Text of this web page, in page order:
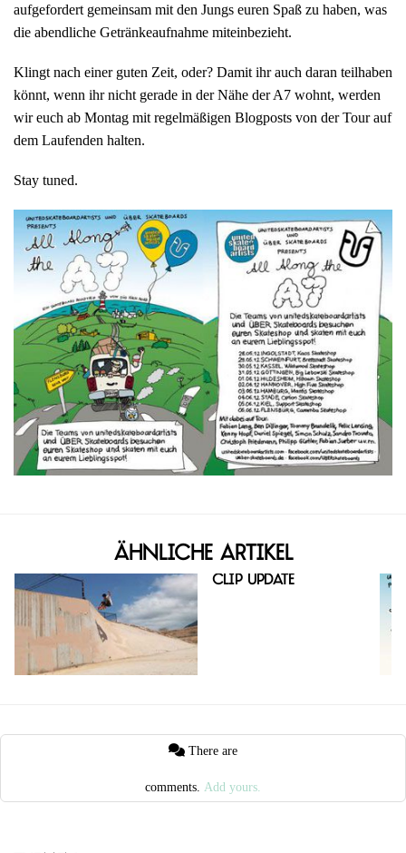
aufgefordert gemeinsam mit den Jungs euren Spaß zu haben, was
die abendliche Getränkeaufnahme miteinbezieht.
Klingt nach einer guten Zeit, oder? Damit ihr auch daran teilhaben
könnt, wenn ihr nicht gerade in der Nähe der A7 wohnt, werden
wir euch ab Montag mit regelmäßigen Blogposts von der Tour auf
dem Laufenden halten.
Stay tuned.
Ähnliche Artikel
Clip Update
comments. Add yours.